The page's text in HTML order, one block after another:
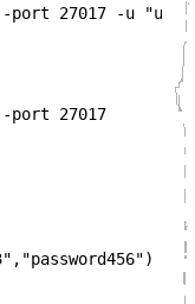
port 27017